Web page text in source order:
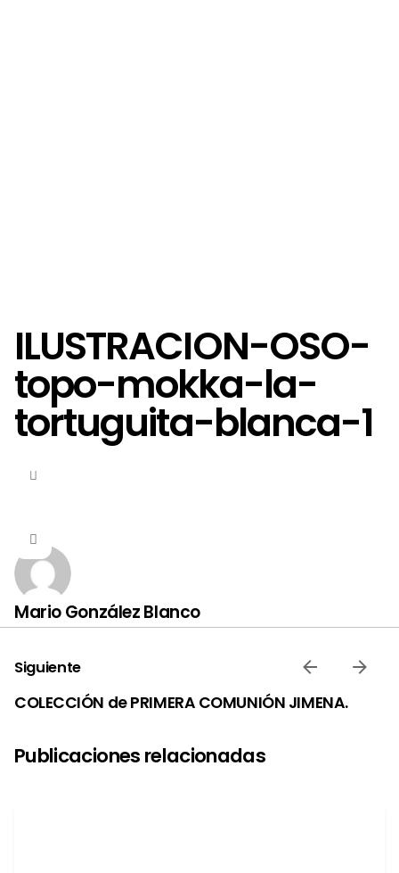
ILUSTRACION-OSO-
topo-mokka-la-
tortuguita-blanca-1
Mario González Blanco
Siguiente
COLECCIÓN de PRIMERA COMUNIÓN JIMENA.
Publicaciones relacionadas